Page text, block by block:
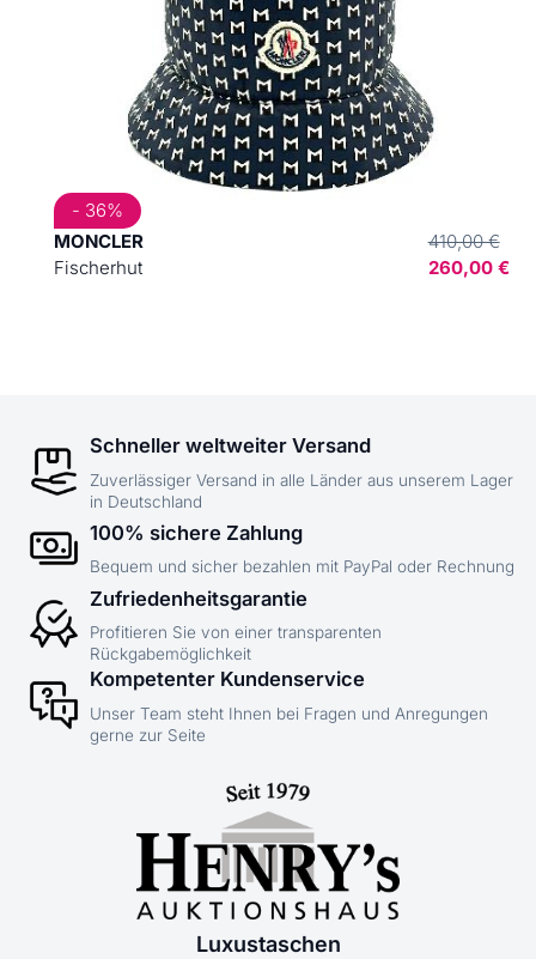
MONCLER
Fischerhut
410,00 €
260,00 €
- 36%
Schneller weltweiter Versand
Zuverlässiger Versand in alle Länder aus unserem Lager
in Deutschland
100% sichere Zahlung
Bequem und sicher bezahlen mit PayPal oder Rechnung
Zufriedenheitsgarantie
Profitieren Sie von einer transparenten
Rückgabemöglichkeit
Kompetenter Kundenservice
Unser Team steht Ihnen bei Fragen und Anregungen
gerne zur Seite
Luxustaschen